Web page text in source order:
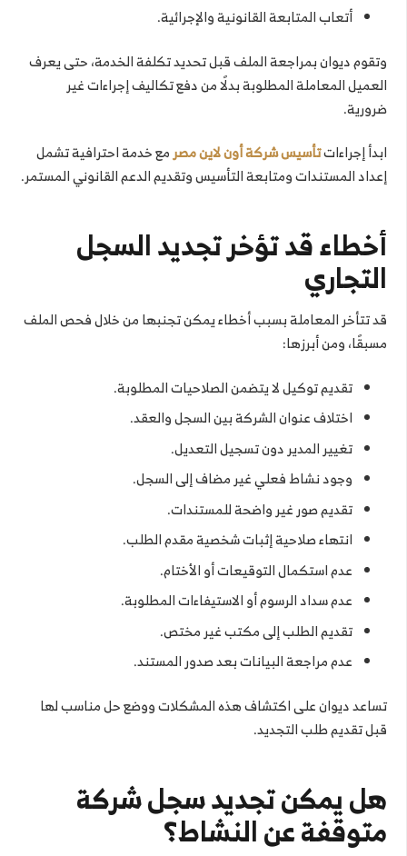
أتعاب المتابعة القانونية والإجرائية.
وتقوم ديوان بمراجعة الملف قبل تحديد تكلفة الخدمة، حتى يعرف
العميل المعاملة المطلوبة بدلًا من دفع تكاليف إجراءات غير
ضرورية.
ابدأ إجراءاتتأسيس شركة أون لاين مصرمع خدمة احترافية تشمل
إعداد المستندات ومتابعة التأسيس وتقديم الدعم القانوني المستمر.
أخطاء قد تؤخر تجديد السجل
التجاري
قد تتأخر المعاملة بسبب أخطاء يمكن تجنبها من خلال فحص الملف
مسبقًا، ومن أبرزها:
تقديم توكيل لا يتضمن الصلاحيات المطلوبة.
اختلاف عنوان الشركة بين السجل والعقد.
تغيير المدير دون تسجيل التعديل.
وجود نشاط فعلي غير مضاف إلى السجل.
تقديم صور غير واضحة للمستندات.
انتهاء صلاحية إثبات شخصية مقدم الطلب.
عدم استكمال التوقيعات أو الأختام.
عدم سداد الرسوم أو الاستيفاءات المطلوبة.
تقديم الطلب إلى مكتب غير مختص.
عدم مراجعة البيانات بعد صدور المستند.
تساعد ديوان على اكتشاف هذه المشكلات ووضع حل مناسب لها
قبل تقديم طلب التجديد.
هل يمكن تجديد سجل شركة
متوقفة عن النشاط؟